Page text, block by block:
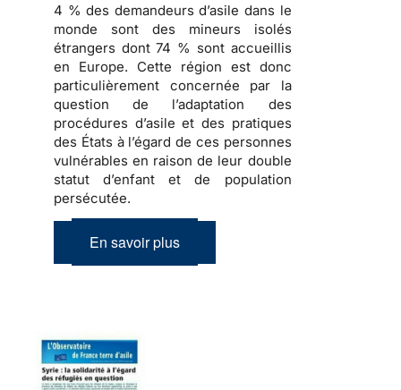
4 % des demandeurs d’asile dans le
monde sont des mineurs isolés
étrangers dont 74 % sont accueillis
en Europe. Cette région est donc
particulièrement concernée par la
question de l’adaptation des
procédures d’asile et des pratiques
des États à l’égard de ces personnes
vulnérables en raison de leur double
statut d’enfant et de population
persécutée.
En savoir plus